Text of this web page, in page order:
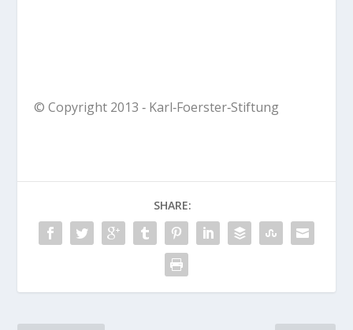
© Copyright 2013 ‐ Karl‐Foerster‐Stiftung
SHARE: